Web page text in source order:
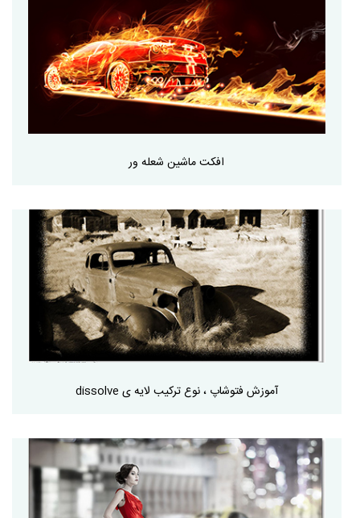
افکت ماشین شعله ور
آموزش فتوشاپ ، نوع ترکیب لایه ی dissolve